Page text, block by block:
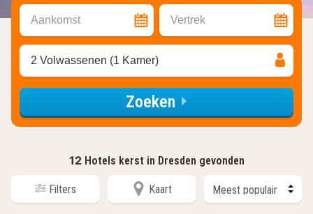
Aankomst Vertrek
2 Volwassenen (1 Kamer)
Zoeken
12 Hotels kerst in Dresden gevonden
Filters Kaart